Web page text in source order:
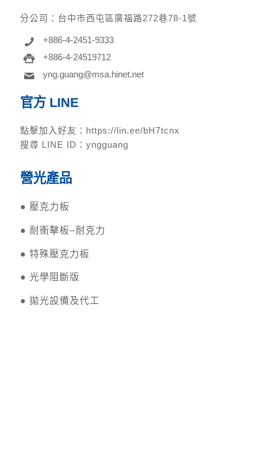
分公司： 台中市西屯區廣福路272巷78-1號
+886-4-2451-9333
+886-4-24519712
yng.guang@msa.hinet.net
官方 LINE
點擊加入好友： https://lin.ee/bH7tcnx
搜尋 LINE ID：yngguang
營光產品
● 壓克力板
● 耐衝擊板–耐克力
● 特殊壓克力板
● 光學阻斷版
● 拋光設備及代工